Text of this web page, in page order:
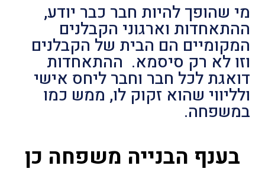
מי שהופך להיות חבר כבר יודע,
ההתאחדות וארגוני הקבלנים
המקומיים הם הבית של הקבלנים
וזו לא רק סיסמא. ההתאחדות
דואגת לכל חבר וחבר ליחס אישי
ולליווי שהוא זקוק לו, ממש כמו
במשפחה.
בענף הבנייה משפחה כן